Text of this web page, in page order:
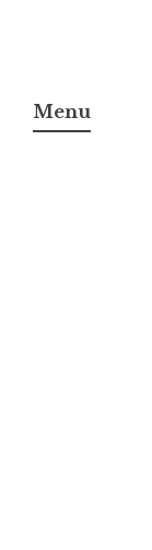
Menu